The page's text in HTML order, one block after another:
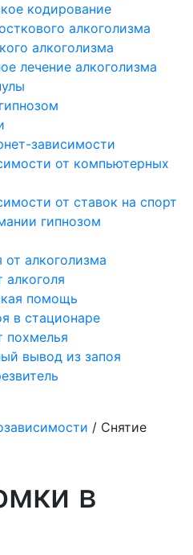
кодирование
алкоголизма
алкоголизма
лечение алкоголизма
зависимости
от компьютерных
от ставок на спорт
гипнозом
алкоголизма
алкоголя
помощь
в стационаре
похмелья
вывод из запоя
/ Снятие
в